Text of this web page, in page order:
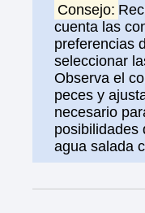
Consejo:
cuenta las
preferencias
seleccionar
Observa el
peces y
necesario
posibilidades
agua salada